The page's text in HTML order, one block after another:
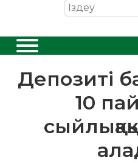
Депозиті
10